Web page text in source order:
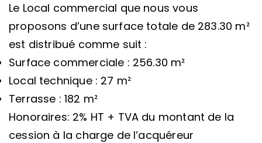
Le Local commercial que nous vous
proposons d’une surface totale de 283.30 m²
est distribué comme suit :
Surface commerciale : 256.30 m²
Local technique : 27 m²
Terrasse : 182 m²
Honoraires: 2% HT + TVA du montant de la
cession à la charge de l’acquéreur